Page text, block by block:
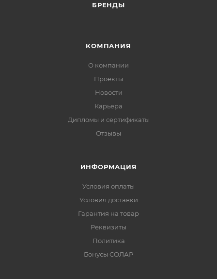
БРЕНДЫ
КОМПАНИЯ
О компании
Проекты
Новости
Карьера
Дипломы и сертификаты
Отзывы
ИНФОРМАЦИЯ
Условия оплаты
Условия доставки
Гарантия на товар
Реквизиты
Политика
Бонусы СОЛАР